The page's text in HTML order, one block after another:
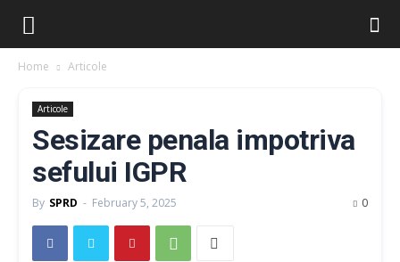
Home Articole
Articole
Sesizare penala impotriva
sefului IGPR
By SPRD - February 5, 2025 0